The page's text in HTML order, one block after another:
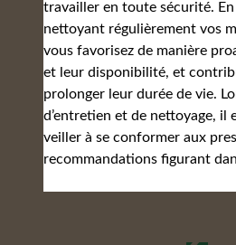
travailler en toute sécurité.
nettoyant régulièrement vos
vous favorisez de manière
et leur disponibilité, et
prolonger leur durée de vie.
d’entretien et de nettoyage, il
veiller à se conformer aux
recommandations figurant